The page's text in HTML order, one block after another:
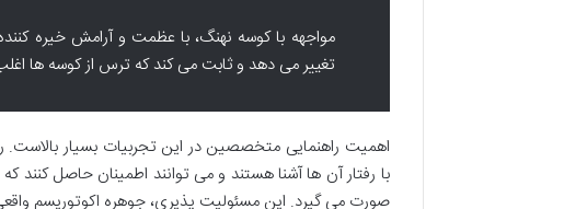
مواجهه با کوسه نهنگ، با عظمت و آرامش خیره
تغییر می دهد و ثابت می کند که ترس از کوسه ها
اهمیت راهنمایی متخصصین در این تجربیات بسیار بالاست.
با رفتار آن ها آشنا هستند و می توانند اطمینان حاصل کنند
صورت می گیرد. این مسئولیت پذیری، جوهره اکوتوریسم